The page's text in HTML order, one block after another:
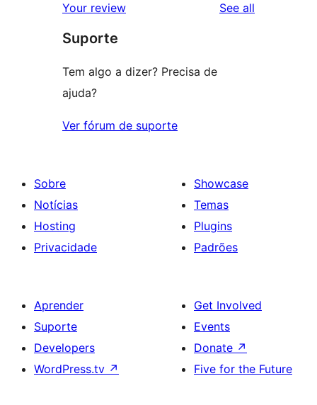
reviews
star
reviews
Your review See all
Suporte
Tem algo a dizer? Precisa de
ajuda?
Ver fórum de suporte
Sobre
Notícias
Hosting
Privacidade
Showcase
Temas
Plugins
Padrões
Aprender
Suporte
Developers
WordPress.tv ↗
Get Involved
Events
Donate ↗
Five for the Future